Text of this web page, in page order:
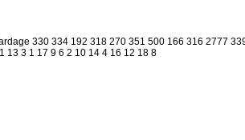
330 334 192 318 270 351 500 166 316 2777
13 3 1 17 9 6 2 10 14 4 16 12 18 8